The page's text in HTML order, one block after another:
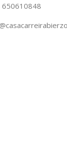
650610848